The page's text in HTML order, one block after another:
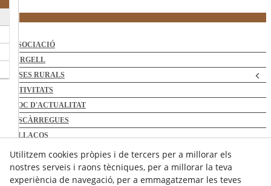
ASSOCIACIÓ
L'URGELL
CASES RURALS
ACTIVITATS
BLOC D'ACTUALITAT
DESCÀRREGUES
ENLLAÇOS
CONTACTE
Amb la col·laboració de:
Utilitzem cookies pròpies i de tercers per a millorar els
nostres serveis i raons tècniques, per a millorar la teva
experiència de navegació, per a emmagatzemar les teves